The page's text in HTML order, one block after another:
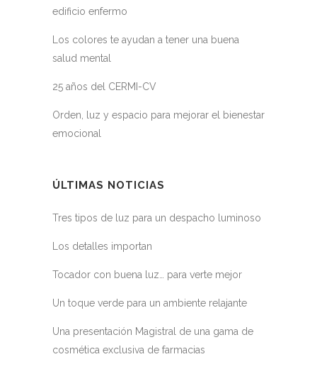
edificio enfermo
Los colores te ayudan a tener una buena
salud mental
25 años del CERMI-CV
Orden, luz y espacio para mejorar el bienestar
emocional
ÚLTIMAS NOTICIAS
Tres tipos de luz para un despacho luminoso
Los detalles importan
Tocador con buena luz… para verte mejor
Un toque verde para un ambiente relajante
Una presentación Magistral de una gama de
cosmética exclusiva de farmacias